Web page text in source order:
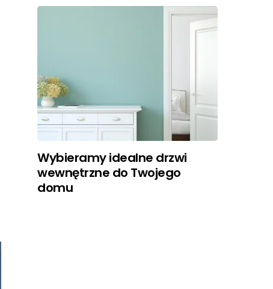
Wybieramy idealne drzwi
wewnętrzne do Twojego
domu